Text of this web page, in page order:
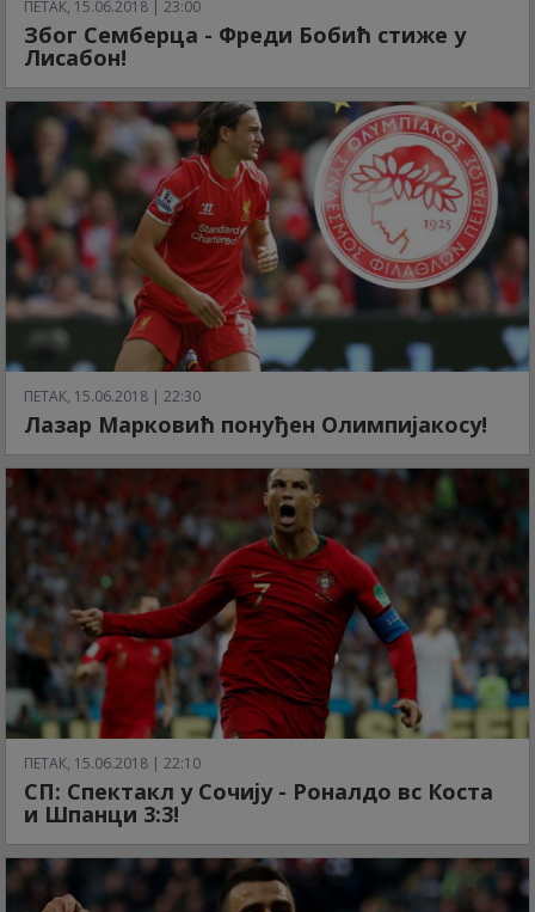
ПЕТАК, 15.06.2018 | 23:00
Због Семберца - Фреди Бобић стиже у
Лисабон!
ПЕТАК, 15.06.2018 | 22:30
Лазар Марковић понуђен Олимпијакосу!
ПЕТАК, 15.06.2018 | 22:10
СП: Спектакл у Сочију - Роналдо вс Коста
и Шпанци 3:3!